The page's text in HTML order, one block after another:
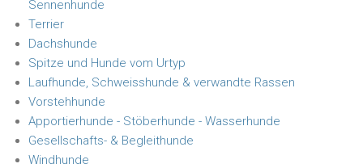
Sennenhunde
Terrier
Dachshunde
Spitze und Hunde vom Urtyp
Laufhunde, Schweisshunde & verwandte Rassen
Vorstehhunde
Apportierhunde - Stöberhunde - Wasserhunde
Gesellschafts- & Begleithunde
Windhunde